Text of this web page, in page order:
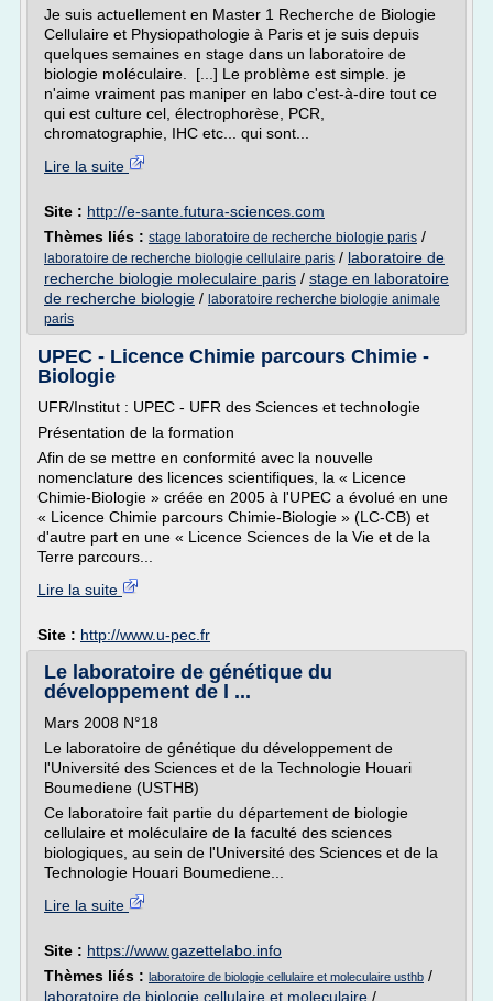
Je suis actuellement en Master 1 Recherche de Biologie
Cellulaire et Physiopathologie à Paris et je suis depuis
quelques semaines en stage dans un laboratoire de
biologie moléculaire. [...] Le problème est simple. je
n'aime vraiment pas maniper en labo c'est-à-dire tout ce
qui est culture cel, électrophorèse, PCR,
chromatographie, IHC etc... qui sont...
Lire la suite
Site : http://e-sante.futura-sciences.com
Thèmes liés : stage laboratoire de recherche biologie paris /
laboratoire de recherche biologie cellulaire paris / laboratoire de
recherche biologie moleculaire paris / stage en laboratoire
de recherche biologie / laboratoire recherche biologie animale
paris
UPEC - Licence Chimie parcours Chimie -
Biologie
UFR/Institut : UPEC - UFR des Sciences et technologie
Présentation de la formation
Afin de se mettre en conformité avec la nouvelle
nomenclature des licences scientifiques, la « Licence
Chimie-Biologie » créée en 2005 à l'UPEC a évolué en une
« Licence Chimie parcours Chimie-Biologie » (LC-CB) et
d'autre part en une « Licence Sciences de la Vie et de la
Terre parcours...
Lire la suite
Site : http://www.u-pec.fr
Le laboratoire de génétique du
développement de l ...
Mars 2008 N°18
Le laboratoire de génétique du développement de
l'Université des Sciences et de la Technologie Houari
Boumediene (USTHB)
Ce laboratoire fait partie du département de biologie
cellulaire et moléculaire de la faculté des sciences
biologiques, au sein de l'Université des Sciences et de la
Technologie Houari Boumediene...
Lire la suite
Site : https://www.gazettelabo.info
Thèmes liés : laboratoire de biologie cellulaire et moleculaire usthb /
laboratoire de biologie cellulaire et moleculaire /